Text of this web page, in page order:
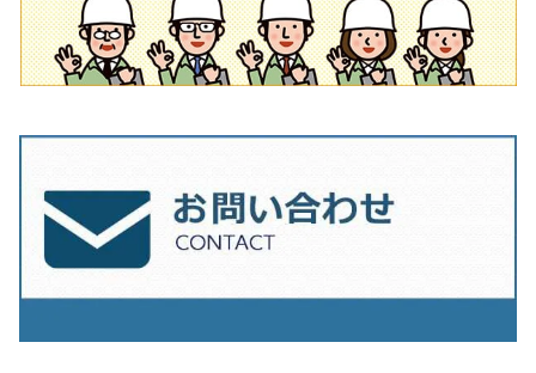
230mm（9インチ）
205mm（8インチ）
230mm（9インチ）
180ｍｍ（7インチ）
205mm（8インチ）